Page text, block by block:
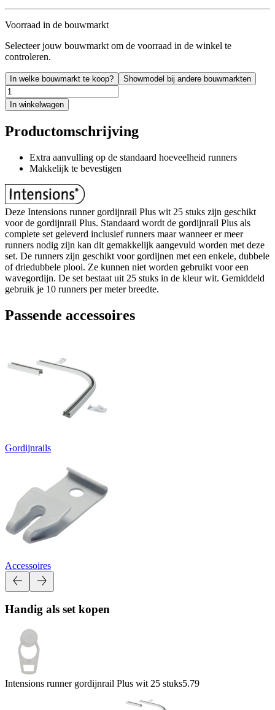
Voorraad in de bouwmarkt
Selecteer jouw bouwmarkt om de voorraad in de winkel te
controleren.
In welke bouwmarkt te koop? Showmodel bij andere bouwmarkten
In winkelwagen
Productomschrijving
Extra aanvulling op de standaard hoeveelheid runners
Makkelijk te bevestigen
Deze Intensions runner gordijnrail Plus wit 25 stuks zijn geschikt
voor de gordijnrail Plus. Standaard wordt de gordijnrail Plus als
complete set geleverd inclusief runners maar wanneer er meer
runners nodig zijn kan dit gemakkelijk aangevuld worden met deze
set. De runners zijn geschikt voor gordijnen met een enkele, dubbele
of driedubbele plooi. Ze kunnen niet worden gebruikt voor een
wavegordijn. De set bestaat uit 25 stuks in de kleur wit. Gemiddeld
gebruik je 10 runners per meter breedte.
Passende accessoires
Gordijnrails
Accessoires
Handig als set kopen
Intensions runner gordijnrail Plus wit 25 stuks5.79